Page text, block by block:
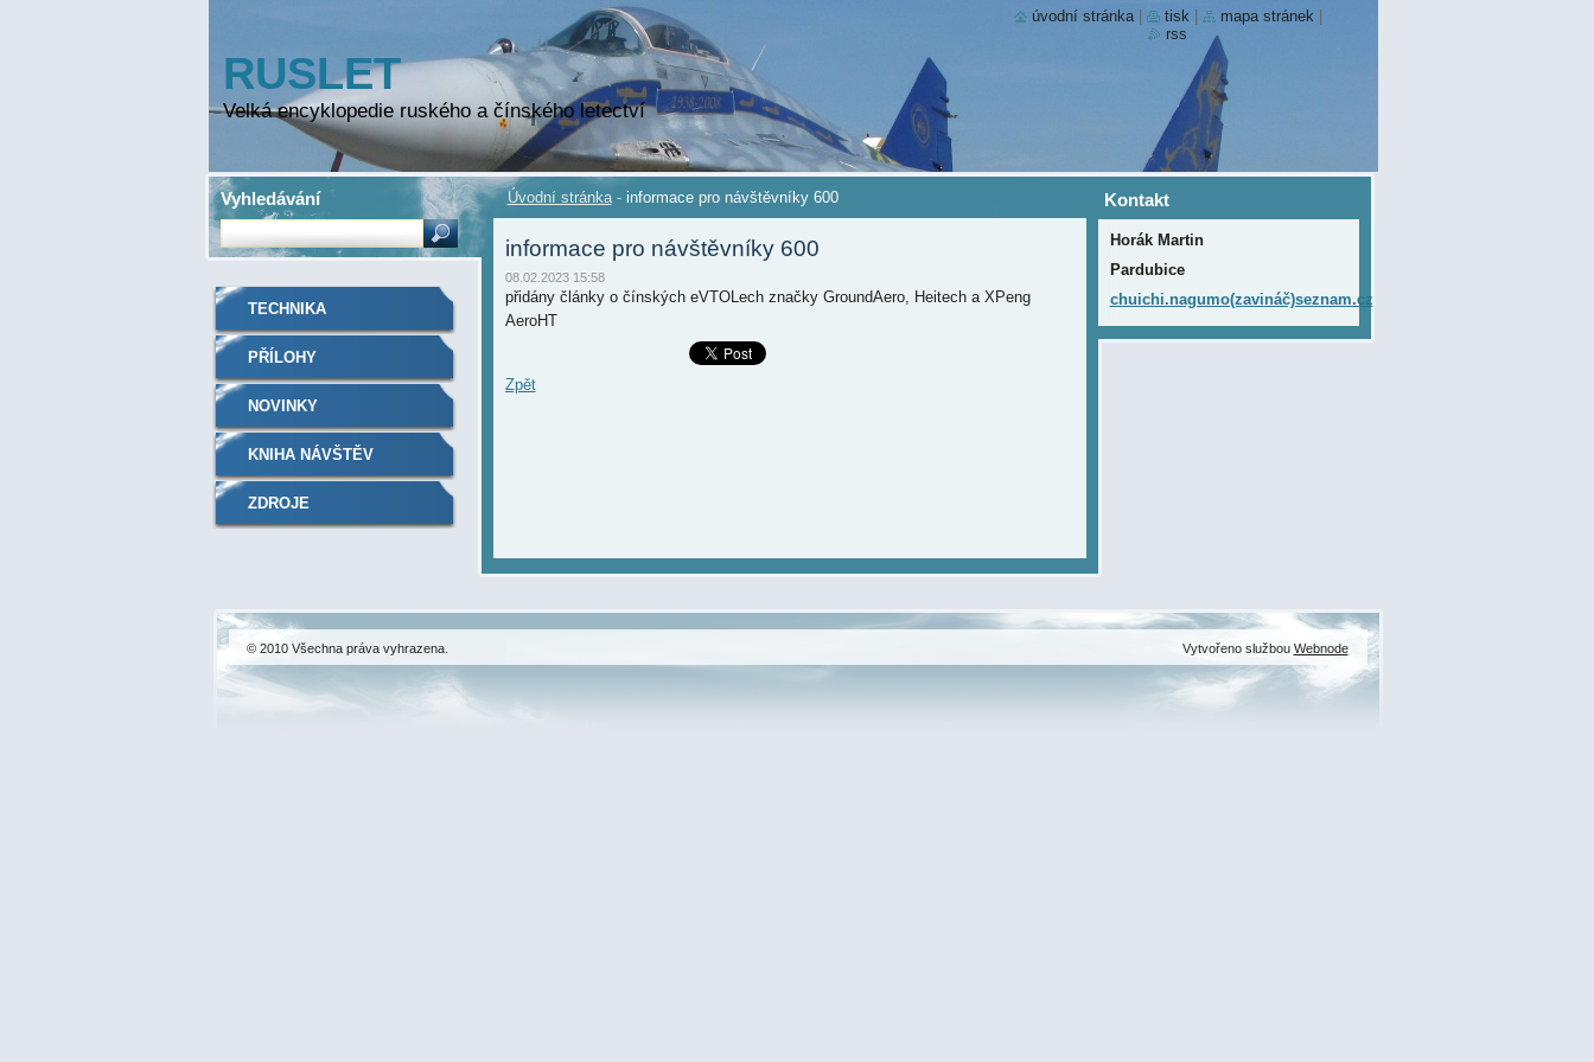
RUSLET
Velká encyklopedie ruského a čínského letectví
Úvodní stránka - informace pro návštěvníky 600
informace pro návštěvníky 600
08.02.2023 15:58
přidány články o čínských eVTOLech značky GroundAero, Heitech a XPeng
AeroHT
Zpět
TECHNIKA
PŘÍLOHY
NOVINKY
KNIHA NÁVŠTĚV
ZDROJE
Kontakt
Horák Martin
Pardubice
chuichi.nagumo(zavináč)seznam.cz
Vyhledávání
úvodní stránka tisk mapa stránek
rss
© 2010 Všechna práva vyhrazena. Vytvořeno službou Webnode